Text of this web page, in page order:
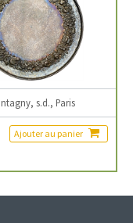
s.d., Paris
Ajouter au panier